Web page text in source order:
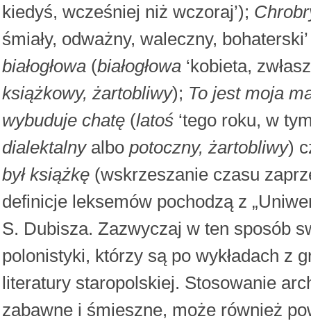
kiedyś, wcześniej niż wczoraj’);
śmiały, odważny, waleczny,
białogłowa (białogłowa ‘kobieta,
książkowy, żartobliwy); To jest moja
wybuduje chatę (latoś ‘tego roku, w
dialektalnyalbo potoczny, żartobliwy)
był książkę (wskrzeszanie czasu
definicje leksemów pochodzą z
S. Dubisza. Zazwyczaj w ten sposób
polonistyki, którzy są po wykładach z
literatury staropolskiej. Stosowanie
zabawne i śmieszne, może również